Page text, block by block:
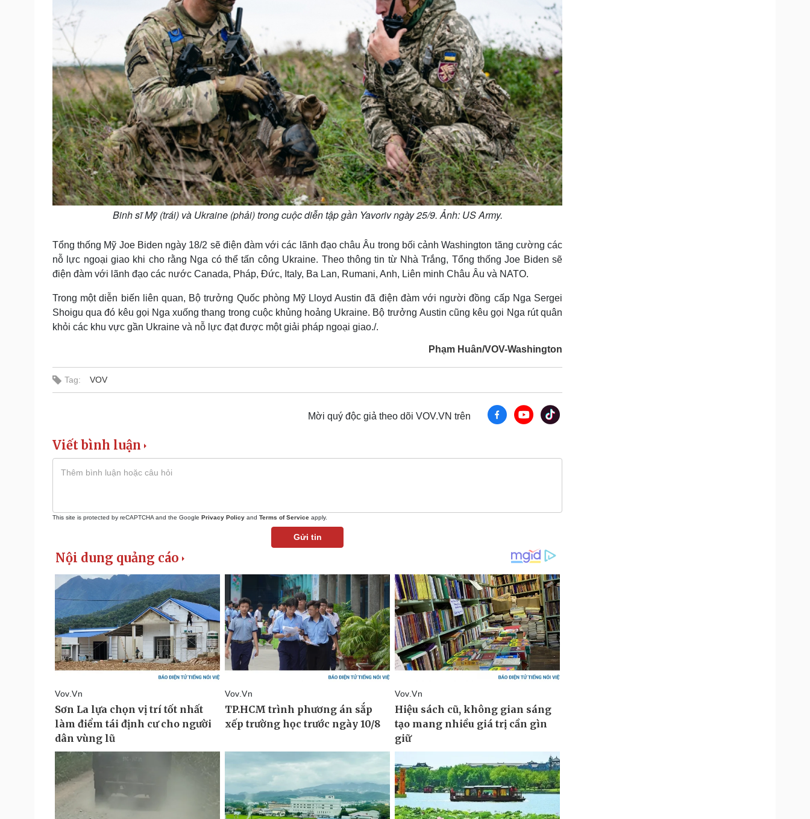
Phòng mạch online
Ăn sạch sống khỏe
Cải chính
Binh sĩ Mỹ (trái) và Ukraine (phải) trong cuộc diễn tập gần Yavoriv ngày 25/9. Ảnh: US Army.
Tổng thống Mỹ Joe Biden ngày 18/2 sẽ điện đàm với các lãnh đạo châu Âu trong bối cảnh Washington tăng cường các
nỗ lực ngoại giao khi cho rằng Nga có thể tấn công Ukraine. Theo thông tin từ Nhà Trắng, Tổng thống Joe Biden sẽ
điện đàm với lãnh đạo các nước Canada, Pháp, Đức, Italy, Ba Lan, Rumani, Anh, Liên minh Châu Âu và NATO.
Trong một diễn biến liên quan, Bộ trưởng Quốc phòng Mỹ Lloyd Austin đã điện đàm với người đồng cấp Nga Sergei
Shoigu qua đó kêu gọi Nga xuống thang trong cuộc khủng hoảng Ukraine. Bộ trưởng Austin cũng kêu gọi Nga rút quân
khỏi các khu vực gần Ukraine và nỗ lực đạt được một giải pháp ngoại giao./.
Phạm Huân/VOV-Washington
Tag: VOV
Mời quý độc giả theo dõi VOV.VN trên
Viết bình luận
This site is protected by reCAPTCHA and the Google Privacy Policy and Terms of Service apply.
Gửi tin